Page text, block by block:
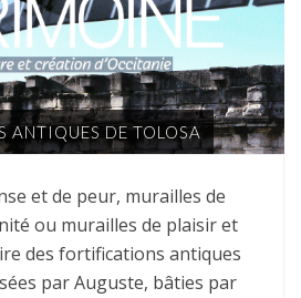
ANTIQUES DE TOLOSA
et de peur, murailles de
ou murailles de plaisir et
des fortifications antiques
par Auguste, bâties par